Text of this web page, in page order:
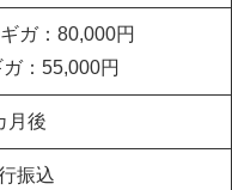
ガ：80,000円
ガ：55,000円
月後
振込